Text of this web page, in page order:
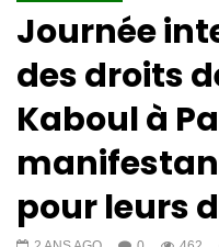
Journée
des droits
Kaboul à
pour leurs